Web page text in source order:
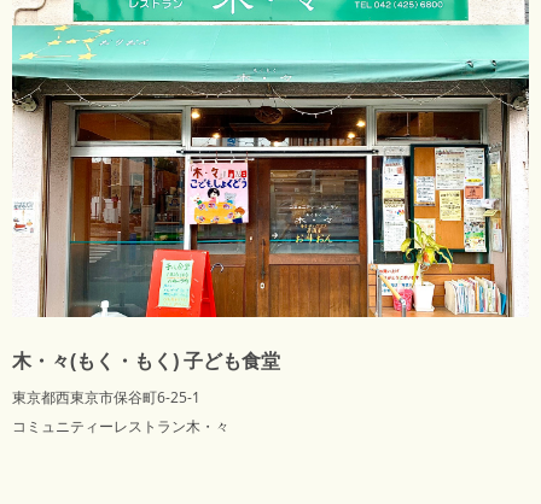
木・々(もく・もく) 子ども食堂
東京都西東京市保谷町6-25-1
コミュニティーレストラン木・々